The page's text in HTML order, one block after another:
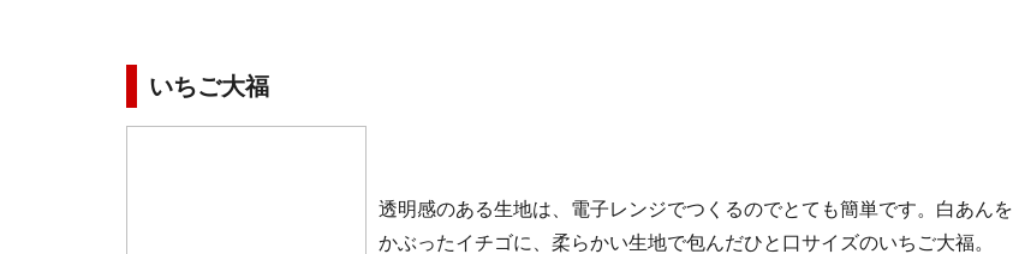
いちご大福
透明感のある生地は、電子レンジでつくるのでとても簡単です。白あんを
かぶったイチゴに、柔らかい生地で包んだひと口サイズのいちご大福。